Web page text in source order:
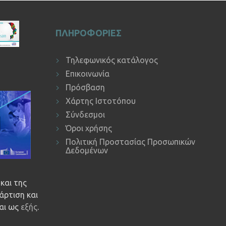
της
και
ως εξής.
ΠΛΗΡΟΦΟΡΙΕΣ
Τηλεφωνικός κατάλογος
Επικοινωνία
Πρόσβαση
Χάρτης Ιστοτόπου
Σύνδεσμοι
Όροι χρήσης
Πολιτική Προστασίας Προσωπικών
Δεδομένων